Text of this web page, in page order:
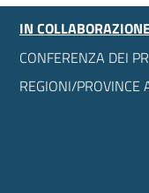
IN
CONFERENZA DEI
REGIONI/PROVINCE